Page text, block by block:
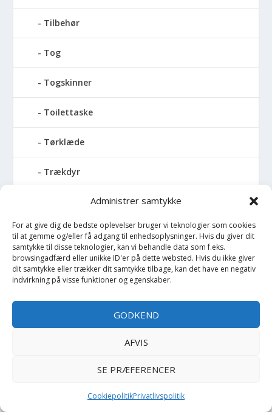
Administrer samtykke
For at give dig de bedste oplevelser bruger vi teknologier som cookies
til at gemme og/eller få adgang til enhedsoplysninger. Hvis du giver dit
samtykke til disse teknologier, kan vi behandle data som f.eks.
browsingadfærd eller unikke ID'er på dette websted. Hvis du ikke giver
dit samtykke eller trækker dit samtykke tilbage, kan det have en negativ
indvirkning på visse funktioner og egenskaber.
GODKEND
AFVIS
SE PRÆFERENCER
CookiepolitikPrivatlivspolitik
Tilbehør
Tog
Togskinner
Toilettaske
Tørklæde
Trækdyr
Træningssæt
Trusser